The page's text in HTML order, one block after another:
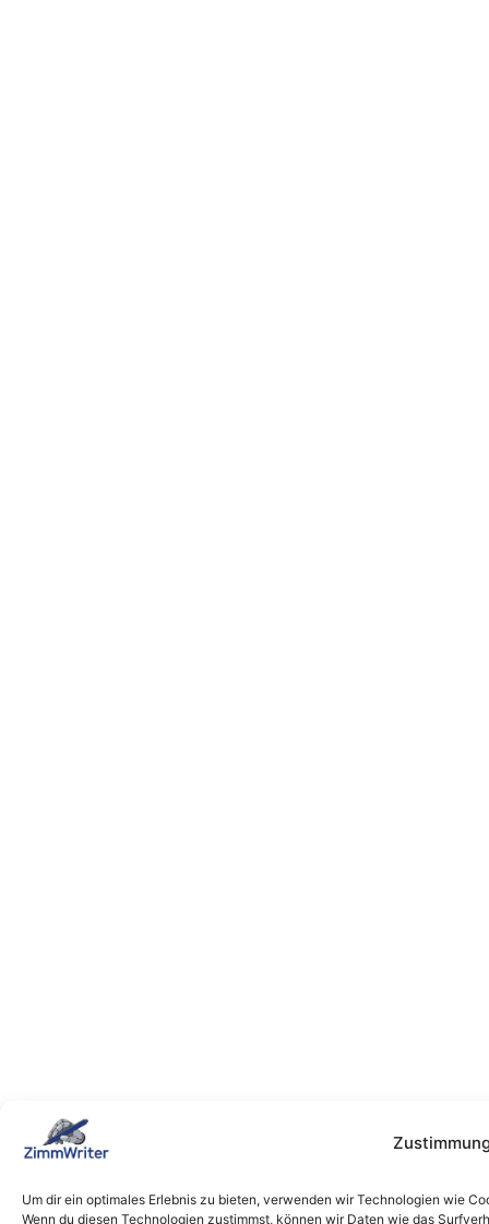
Um dir ein optimales Erlebnis zu bieten, verwenden wir Technologien wie
Wenn du diesen Technologien zustimmst, können wir Daten wie das